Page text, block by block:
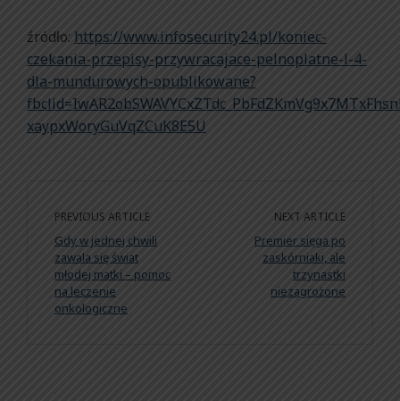
źródło: https://www.infosecurity24.pl/koniec-
czekania-przepisy-przywracajace-pelnoplatne-l-4-
dla-mundurowych-opublikowane?
xaypxWoryGuVqZCuK8E5U
PREVIOUS ARTICLE
Gdy w jednej chwili
zawala się świat
młodej matki – pomoc
na leczenie
onkologiczne
NEXT ARTICLE
Premier sięga po
zaskórniaki, ale
trzynastki
niezagrożone